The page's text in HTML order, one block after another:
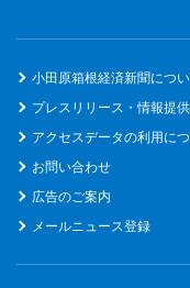
小田原箱根経済新聞につ
プレスリリース・情報提
アクセスデータの利用に
お問い合わせ
広告のご案内
メールニュース登録